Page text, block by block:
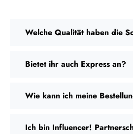
Welche Qualität haben die
Bietet ihr auch Express an?
Wie kann ich meine
Ich bin Influencer!